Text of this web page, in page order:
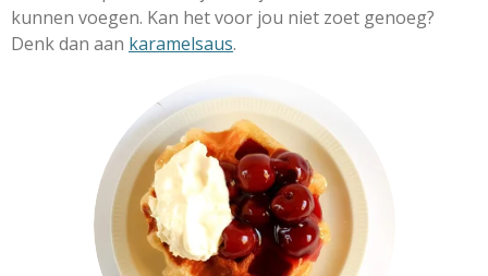
kunnen voegen. Kan het voor jou niet zoet genoeg?
Denk dan aan karamelsaus.